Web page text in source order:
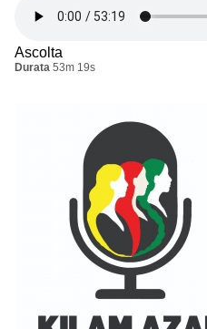
Ascolta
Durata 53m 19s